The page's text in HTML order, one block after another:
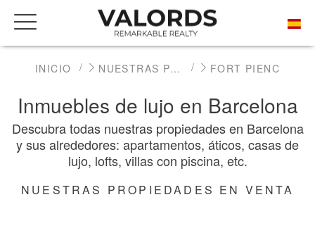
INICIO NUESTRAS PROPIEDADES DE PRESTIGIO EN VENTA FORT PIENC
Inmuebles de lujo en Barcelona
Descubra todas nuestras propiedades en Barcelona
y sus alrededores: apartamentos, áticos, casas de
lujo, lofts, villas con piscina, etc.
NUESTRAS PROPIEDADES EN VENTA